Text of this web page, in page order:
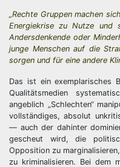
„Rechte Gruppen machen
Energiekrise zu Nutze und
Andersdenkende oder
junge Menschen auf die
sorgen und für eine andere
Das ist ein exemplarisches
Qualitätsmedien
angeblich „Schlechten“
vollständiges, absolut
— auch der dahinter
gescheut wird, die
Opposition zu
zu kriminalisieren. Bei dem